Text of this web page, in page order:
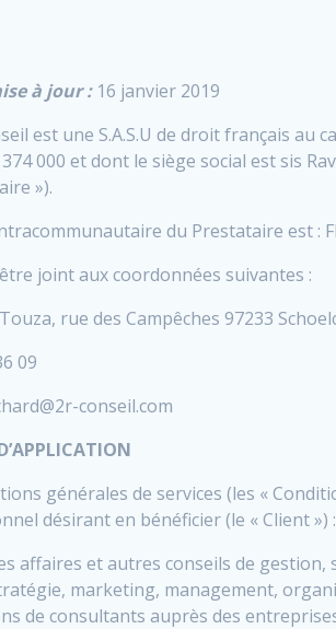
à jour : 16 janvier 2019
est une S.A.S.U de droit français au
000 et dont le siège social est sis
»).
du Prestataire est :
joint aux coordonnées suivantes :
rue des Campêches 97233
09
conseil.com
générales de services (les «
désirant en bénéficier (le « Client ») :
affaires et autres conseils de
marketing, management,
de consultants auprès des